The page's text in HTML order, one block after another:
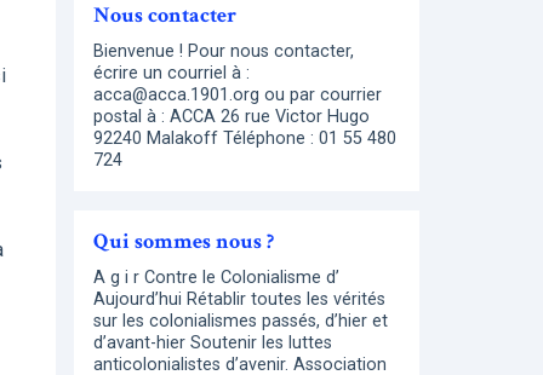
Nous contacter
Bienvenue ! Pour nous contacter,
écrire un courriel à :
acca@acca.1901.org ou par courrier
postal à : ACCA 26 rue Victor Hugo
92240 Malakoff Téléphone : 01 55 480
724
Qui sommes nous ?
A g i r Contre le Colonialisme d’
Aujourd’hui Rétablir toutes les vérités
sur les colonialismes passés, d’hier et
d’avant-hier Soutenir les luttes
anticolonialistes d’avenir. Association